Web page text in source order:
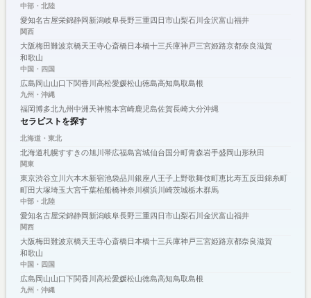
中部・北陸
愛知名古屋栄錦静岡新潟岐阜長野三重四日市山梨石川 金沢富山福井
関西
大阪梅田難波京橋天王寺心斎橋日本橋十三兵庫神戸三宮姫路京都奈良滋賀
和歌山
中国・四国
広島 岡山山口下関香川 高松愛媛松山徳島高知鳥取島根
九州・沖縄
福岡博多北九州中洲 天神熊本宮崎鹿児島佐賀長崎大分沖縄
セラピストを探す
北海道・東北
北海道札幌すすきの旭川 帯広福島宮城仙台 国分町青森岩手盛岡山形秋田
関東
東京渋谷立川 六本木新宿池袋品川 銀座八王子上野歌舞伎町恵比寿五反田錦糸町
町田大塚埼玉大宮千葉柏船橋神奈川 横浜川崎茨城栃木群馬
中部・北陸
愛知名古屋栄錦静岡新潟岐阜長野三重四日市山梨石川 金沢富山福井
関西
大阪梅田難波京橋天王寺心斎橋日本橋十三兵庫神戸三宮姫路京都奈良滋賀
和歌山
中国・四国
広島 岡山山口下関香川 高松愛媛松山徳島高知鳥取島根
九州・沖縄